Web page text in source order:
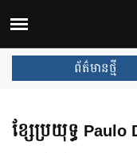
ព័ត៌មានថ្មី
ខ្សែប្រយុទ្ធ Paulo